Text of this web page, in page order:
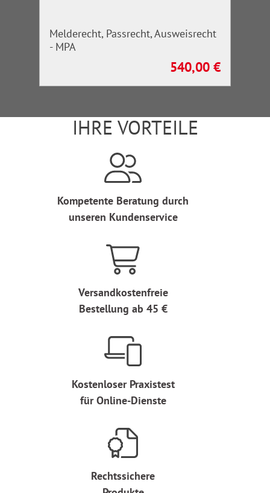
Melderecht, Passrecht, Ausweisrecht
- MPA
Regulärer Preis:
540,00 €
IHRE VORTEILE
Kompetente Beratung durch
unseren Kundenservice
Versandkostenfreie
Bestellung ab 45 €
Kostenloser Praxistest
für Online-Dienste
Rechtssichere